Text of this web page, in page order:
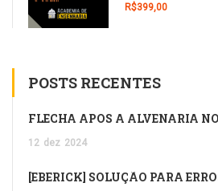
R$399,00
POSTS RECENTES
FLECHA APÓS A ALVENARIA
12 dez 2024
[EBERICK] SOLUÇÃO PARA